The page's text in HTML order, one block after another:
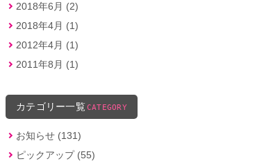
2018年6月 (2)
2018年4月 (1)
2012年4月 (1)
2011年8月 (1)
カテゴリー一覧 CATEGORY
お知らせ (131)
ピックアップ (55)